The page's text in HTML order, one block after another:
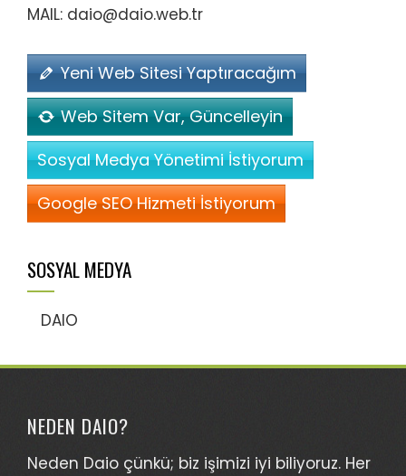
MAIL: daio@daio.web.tr
Yeni Web Sitesi Yaptıracağım
Web Sitem Var, Güncelleyin
Sosyal Medya Yönetimi İstiyorum
Google SEO Hizmeti İstiyorum
SOSYAL MEDYA
DAIO
NEDEN DAIO?
Neden Daio çünkü; biz işimizi iyi biliyoruz. Her